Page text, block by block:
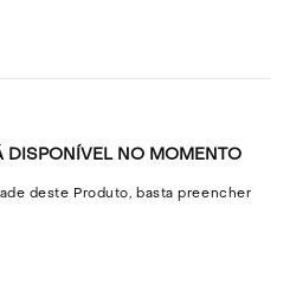
DISPONÍVEL NO MOMENTO
deste Produto, basta preencher